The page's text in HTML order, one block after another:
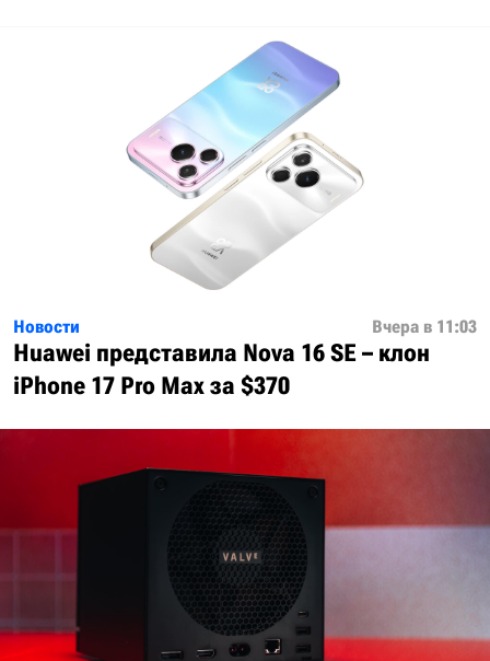
Новости Вчера в 11:03
Huawei представила Nova 16 SE – клон
iPhone 17 Pro Max за $370